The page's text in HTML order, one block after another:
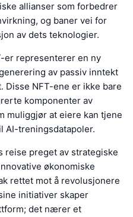
allianser som forbedrer
og baner vei for
av dets teknologier.
er representerer en ny
av passiv inntekt
Disse NFT-ene er ikke bare
komponenter av
muliggjør at eiere kan tjene
AI-treningsdatapoler.
reise preget av strategiske
økonomiske
rettet mot å revolusjonere
initiativer skaper
det nærer et